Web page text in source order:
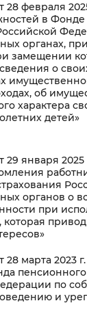
28 февраля
в Фонде
органах,
замещении
о
об
характера
детей»
29 января
органов о
при
которая
28 марта 2023
по
и